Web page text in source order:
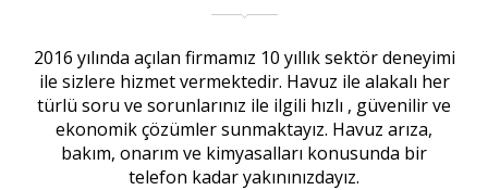
2016 yılında açılan firmamız 10 yıllık sektör deneyimi
ile sizlere hizmet vermektedir. Havuz ile alakalı her
türlü soru ve sorunlarınız ile ilgili hızlı , güvenilir ve
ekonomik çözümler sunmaktayız. Havuz arıza,
bakım, onarım ve kimyasalları konusunda bir
telefon kadar yakınınızdayız.